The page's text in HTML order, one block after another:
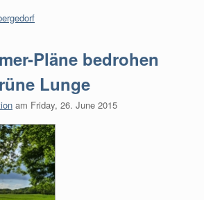
Pläne bedrohen
Lunge
am Friday, 26. June 2015